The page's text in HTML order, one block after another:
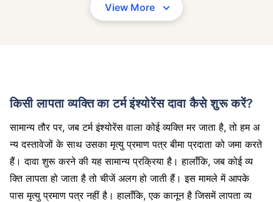
View More
किसी लापता व्यक्ति का टर्म इंश्योरेंस दावा कैसे शुरू करें?
सामान्य तौर पर, जब टर्म इंश्योरेंस वाला कोई व्यक्ति मर जाता है, तो हम अ
न्य दस्तावेजों के साथ उसका मृत्यु प्रमाण पत्र बीमा प्रदाता को जमा करते
हैं। दावा शुरू करने की यह सामान्य प्रक्रिया है। हालाँकि, जब कोई व्य
क्ति लापता हो जाता है तो चीजें अलग हो जाती हैं। इस मामले में आपके
पास मृत्यु प्रमाण पत्र नहीं है। हालाँकि, एक कानून है जिसमें लापता व्य